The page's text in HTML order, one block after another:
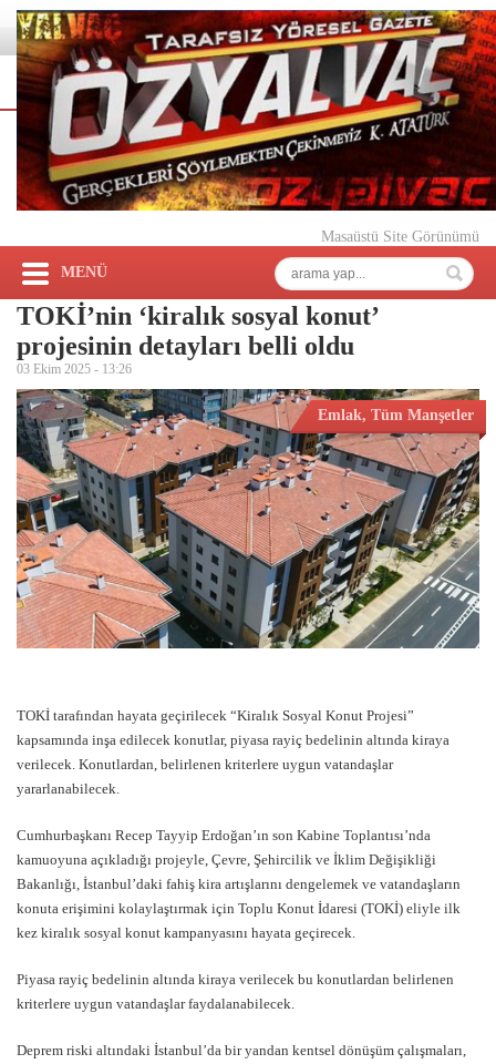
Masaüstü Site Görünümü
MENÜ
TOKİ’nin ‘kiralık sosyal konut’
projesinin detayları belli oldu
03 Ekim 2025 - 13:26
Emlak, Tüm Manşetler
TOKİ tarafından hayata geçirilecek “Kiralık Sosyal Konut Projesi”
kapsamında inşa edilecek konutlar, piyasa rayiç bedelinin altında kiraya
verilecek. Konutlardan, belirlenen kriterlere uygun vatandaşlar
yararlanabilecek.
Cumhurbaşkanı Recep Tayyip Erdoğan’ın son Kabine Toplantısı’nda
kamuoyuna açıkladığı projeyle, Çevre, Şehircilik ve İklim Değişikliği
Bakanlığı, İstanbul’daki fahiş kira artışlarını dengelemek ve vatandaşların
konuta erişimini kolaylaştırmak için Toplu Konut İdaresi (TOKİ) eliyle ilk
kez kiralık sosyal konut kampanyasını hayata geçirecek.
Piyasa rayiç bedelinin altında kiraya verilecek bu konutlardan belirlenen
kriterlere uygun vatandaşlar faydalanabilecek.
Deprem riski altındaki İstanbul’da bir yandan kentsel dönüşüm çalışmaları,